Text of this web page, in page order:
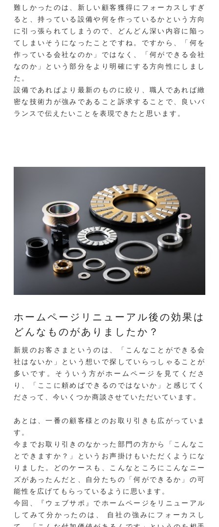
難しかったのは、新しい顧客獲得にフォーカスしすぎ
ると、持っている設備や何を作っているかという方向
に引っ張られてしまうので、どんどん深い内容に陥っ
てしまいそうになったことですね。ですから、「何を
作っている会社なのか」ではなく、「何ができる会社
なのか」という部分をより明確にする方向性にしまし
た。
設備であればより最新のものに絞り、職人であれば緻
密な技術力が強みであること訴求することで、良いバ
ランスで伝えたいことを表現できたと思います。
ホームページリニューアル後の効果は
どんなものがありましたか？
新規のお客さまというのは、「こんなことができる会
社はないか」という想いで探していらっしゃることが
多いです。そういう方がホームページを見てくださ
り、「ここに頼めばできるのではないか」と感じてく
ださって、今いくつか商談させていただいています。
あとは、一番の顧客様とのお取り引きも広がっていま
す。
今までお取り引きのなかった部門の方から「こんなこ
とできますか？」というお声掛けもいただくようにな
りました。どのケースも、こんなところにこんなニー
ズがあったんだと、自分たちの「何ができるか」の可
能性を広げてもらっているように思います。
今回、『ウェブサポ』でホームページをリニューアル
してみて分かったのは、 自社の強みにフォーカスし